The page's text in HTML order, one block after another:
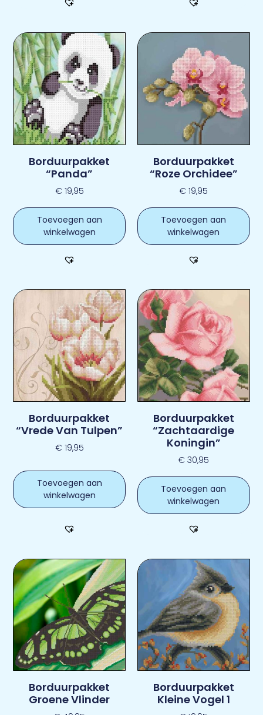
Borduurpakket
“Panda”
€ 19,95
Toevoegen aan
winkelwagen
Borduurpakket
“Roze Orchidee”
€ 19,95
Toevoegen aan
winkelwagen
Borduurpakket
“Vrede Van Tulpen”
€ 19,95
Toevoegen aan
winkelwagen
Borduurpakket
“Zachtaardige
Koningin”
€ 30,95
Toevoegen aan
winkelwagen
Borduurpakket
Groene Vlinder
Borduurpakket
Kleine Vogel 1